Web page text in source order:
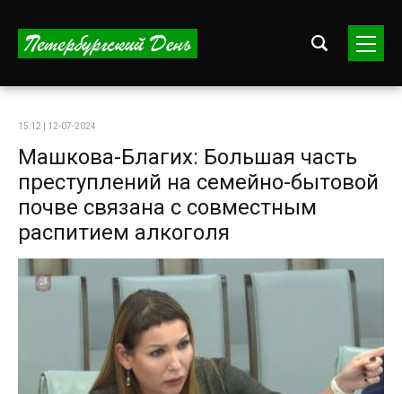
15:12 | 12-07-2024
Машкова-Благих: Большая часть
преступлений на семейно-бытовой
почве связана с совместным
распитием алкоголя